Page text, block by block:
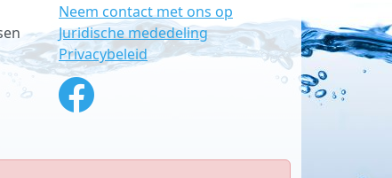
Neem contact met ons op
Juridische mededeling
Privacybeleid